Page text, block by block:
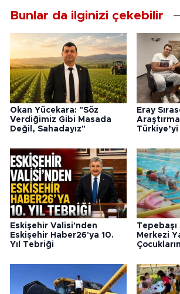
Bunlar da ilginizi çekebilir
Okan Yücekara: "Söz
Verdiğimiz Gibi Masada
Değil, Sahadayız"
Eray
Eskişehir Valisi'nden
Eskişehir Haber26'ya 10.
Yıl Tebriği
Tepebaşı
Merkezi